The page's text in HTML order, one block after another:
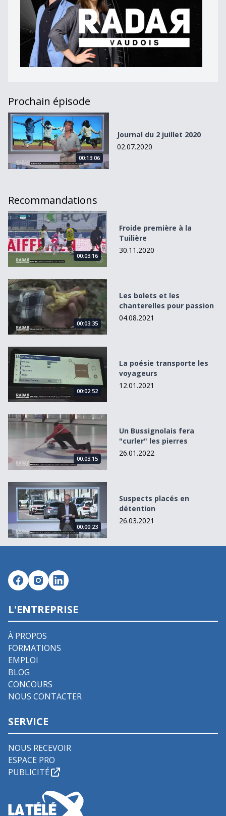
Prochain épisode
Journal du 2 juillet 2020
00:13:06
Journal du 2 juillet 2020
02.07.2020
Recommandations
Froide première à la Tuilière
00:03:16
Froide première à la
Tuilière
30.11.2020
Les bolets et les chanterelles pour passion
00:03:35
Les bolets et les
chanterelles pour passion
04.08.2021
La poésie transporte les voyageurs
00:02:52
La poésie transporte les
voyageurs
12.01.2021
Un Bussignolais fera &quot;curler&quot; les pierres
00:03:15
Un Bussignolais fera
"curler" les pierres
26.01.2022
Suspects placés en détention
00:00:23
Suspects placés en
détention
26.03.2021
L'ENTREPRISE
À PROPOS
FORMATIONS
EMPLOI
BLOG
CONCOURS
NOUS CONTACTER
SERVICE
NOUS RECEVOIR
ESPACE PRO
PUBLICITÉ